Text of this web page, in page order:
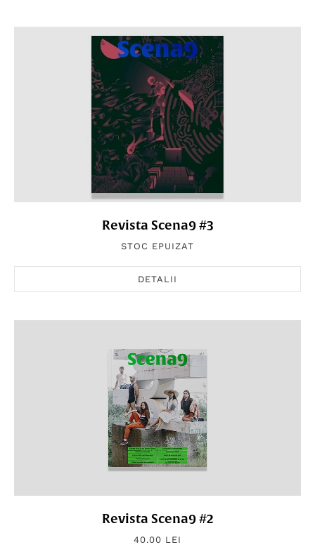
Revista Scena9 #3
STOC EPUIZAT
DETALII
Revista Scena9 #2
40.00 LEI